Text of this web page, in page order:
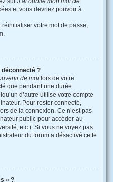
et vous devriez pouvoir à
votre mot de passe,
?
de moi lors de votre
que pendant une durée
d’autre utilise votre compte
Pour rester connecté,
lors de la connexion. Ce n’est pas
public pour accéder au
etc.). Si vous ne voyez pas
du forum a désactivé cette
» ?